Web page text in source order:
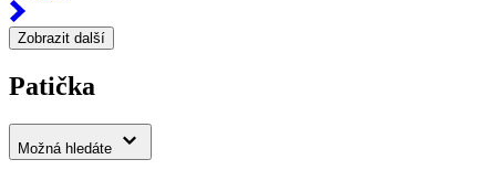
Zobrazit další
Patička
Možná hledáte